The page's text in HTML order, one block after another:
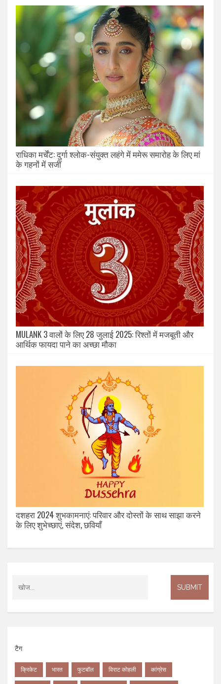
राधिका मर्चेंट: दुर्गा श्लोक-संयुक्त लहंगे में ममेरू समारोह के लिए मां
के गहनों में सजीं
MULANK 3 वालों के लिए 28 जुलाई 2025: रिश्तों में मजबूती और
आर्थिक फायदा पाने का अच्छा मौका
दशहरा 2024 शुभकामनाएं: परिवार और दोस्तों के साथ साझा करने
के लिए शुभेच्छाएं, संदेश, छवियाँ
टैग
क्रिकेट भारत फुटबॉल विराट कोहली कांग्रेस